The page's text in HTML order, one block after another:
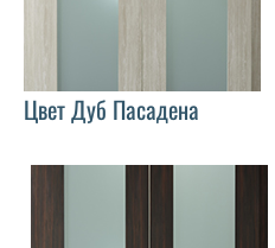
Цвет Дуб Пасадена